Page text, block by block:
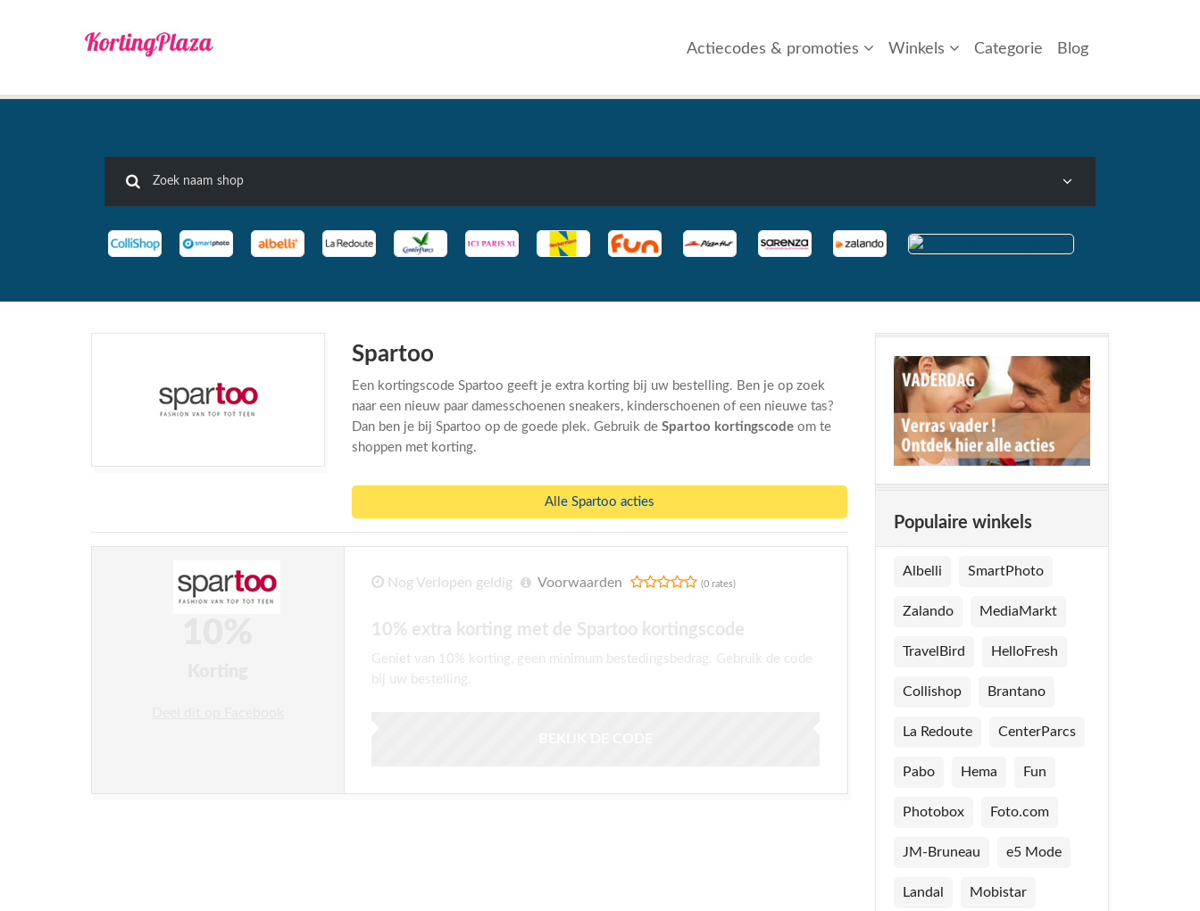
Actiecodes & promoties Winkels Categorie Blog
Spartoo
Een kortingscode Spartoo geeft je extra korting bij uw bestelling. Ben je op zoek
naar een nieuw paar damesschoenen sneakers, kinderschoenen of een nieuwe tas?
Dan ben je bij Spartoo op de goede plek. Gebruik deSpartoo kortingscode om te
shoppen met korting.
Alle Spartoo acties
Nog Verlopen geldig Voorwaarden (0 rates)
10% extra korting met de Spartoo kortingscode
Geniet van 10% korting, geen minimum bestedingsbedrag. Gebruik de code
bij uw bestelling.
Populaire winkels
Albelli SmartPhoto
Zalando MediaMarkt
TravelBird HelloFresh
Collishop Brantano
La Redoute CenterParcs
Pabo Hema Fun
Photobox Foto.com
JM-Bruneau e5 Mode
Landal Mobistar